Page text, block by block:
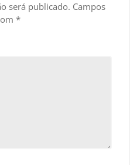
será publicado. Campos
*